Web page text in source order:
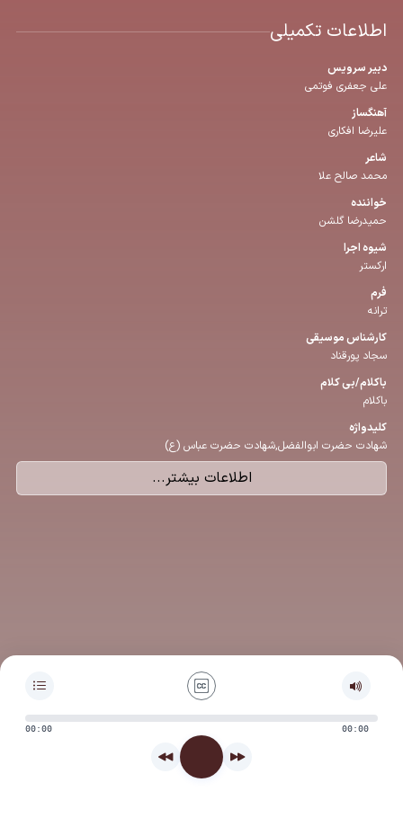
اطلاعات تکمیلی
دبیر سرویس
علی جعفری فوتمی
آهنگساز
علیرضا افکاری
شاعر
محمد صالح علا
خواننده
حمیدرضا گلشن
شیوه اجرا
ارکستر
فرم
ترانه
كارشناس موسیقی
سجاد پورقناد
باكلام/بی كلام
باکلام
كلیدواژه
شهادت حضرت ابوالفضل,شهادت حضرت عباس (ع)
اطلاعات بیشتر...
00:00 00:00